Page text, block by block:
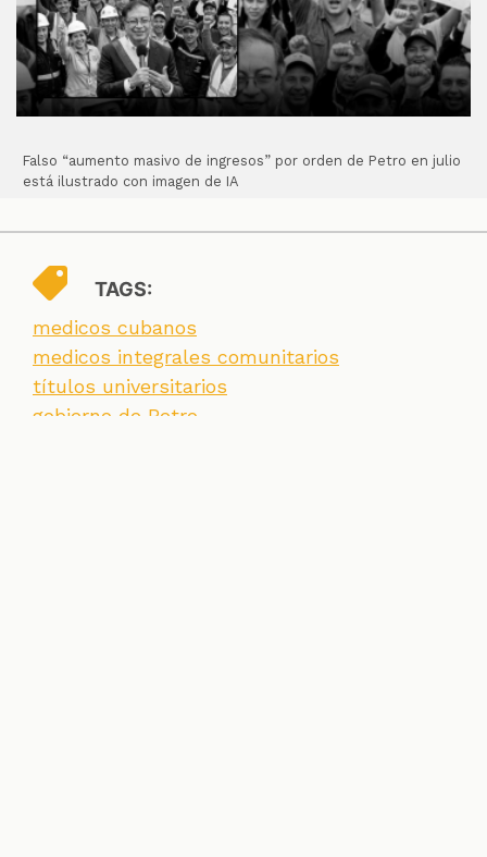
Falso “aumento masivo de ingresos” por orden de Petro en julio
está ilustrado con imagen de IA
TAGS:
medicos cubanos
medicos integrales comunitarios
títulos universitarios
gobierno de Petro